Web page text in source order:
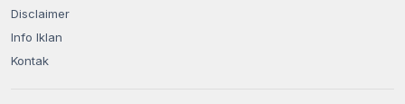
Disclaimer
Info Iklan
Kontak